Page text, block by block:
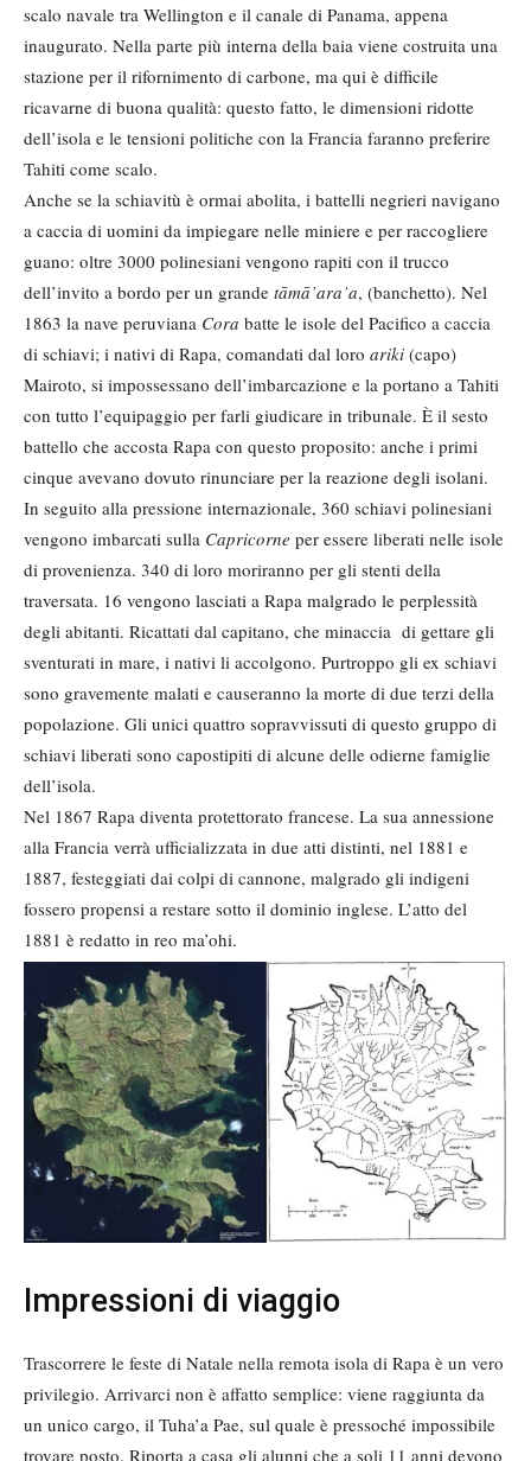
scalo navale tra Wellington e il canale di Panama, appena
inaugurato. Nella parte più interna della baia viene costruita una
stazione per il rifornimento di carbone, ma qui è difficile
ricavarne di buona qualità: questo fatto, le dimensioni ridotte
dell’isola e le tensioni politiche con la Francia faranno preferire
Tahiti come scalo.
Anche se la schiavitù è ormai abolita, i battelli negrieri navigano
a caccia di uomini da impiegare nelle miniere e per raccogliere
guano: oltre 3000 polinesiani vengono rapiti con il trucco
dell’invito a bordo per un grande tāmā’ara’a, (banchetto). Nel
1863 la nave peruviana Cora batte le isole del Pacifico a caccia
di schiavi; i nativi di Rapa, comandati dal loro ariki (capo)
Mairoto, si impossessano dell’imbarcazione e la portano a Tahiti
con tutto l’equipaggio per farli giudicare in tribunale. È il sesto
battello che accosta Rapa con questo proposito: anche i primi
cinque avevano dovuto rinunciare per la reazione degli isolani.
In seguito alla pressione internazionale, 360 schiavi polinesiani
vengono imbarcati sulla Capricorne per essere liberati nelle isole
di provenienza. 340 di loro moriranno per gli stenti della
traversata. 16 vengono lasciati a Rapa malgrado le perplessità
degli abitanti. Ricattati dal capitano, che minaccia di gettare gli
sventurati in mare, i nativi li accolgono. Purtroppo gli ex schiavi
sono gravemente malati e causeranno la morte di due terzi della
popolazione. Gli unici quattro sopravvissuti di questo gruppo di
schiavi liberati sono capostipiti di alcune delle odierne famiglie
dell’isola.
Nel 1867 Rapa diventa protettorato francese. La sua annessione
alla Francia verrà ufficializzata in due atti distinti, nel 1881 e
1887, festeggiati dai colpi di cannone, malgrado gli indigeni
fossero propensi a restare sotto il dominio inglese. L’atto del
1881 è redatto in reo ma’ohi.
Impressioni di viaggio
Trascorrere le feste di Natale nella remota isola di Rapa è un vero
privilegio. Arrivarci non è affatto semplice: viene raggiunta da
un unico cargo, il Tuha’a Pae, sul quale è pressoché impossibile
trovare posto. Riporta a casa gli alunni che a soli 11 anni devono